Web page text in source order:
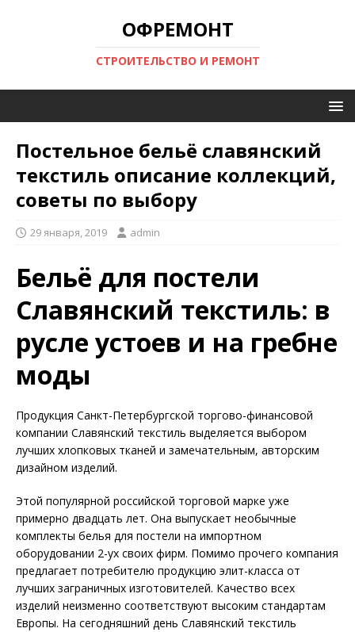
ОФРЕМОНТ
СТРОИТЕЛЬСТВО И РЕМОНТ
Постельное бельё славянский
текстиль описание коллекций,
советы по выбору
29 января, 2019 admin
Бельё для постели
Славянский текстиль: в
русле устоев и на гребне
моды
Продукция Санкт-Петербургской торгово-финансовой
компании Славянский текстиль выделяется выбором
лучших хлопковых тканей и замечательным, авторским
дизайном изделий.
Этой популярной российской торговой марке уже
примерно двадцать лет. Она выпускает необычные
комплекты белья для постели на импортном
оборудовании 2-ух своих фирм. Помимо прочего компания
предлагает потребителю продукцию элит-класса от
лучших заграничных изготовителей. Качество всех
изделий неизменно соответствуют высоким стандартам
Европы. На сегодняшний день Славянский текстиль